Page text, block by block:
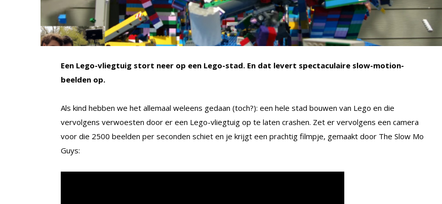
Een Lego-vliegtuig stort neer op een Lego-stad. En dat levert spectaculaire slow-motion-
beelden op.
Als kind hebben we het allemaal weleens gedaan (toch?): een hele stad bouwen van Lego en die
vervolgens verwoesten door er een Lego-vliegtuig op te laten crashen. Zet er vervolgens een camera
voor die 2500 beelden per seconden schiet en je krijgt een prachtig filmpje, gemaakt door The Slow Mo
Guys: